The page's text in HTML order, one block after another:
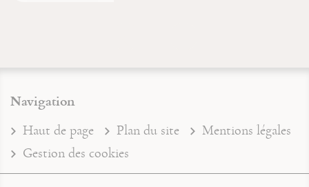
Navigation
Haut de page Plan du site
Mentions légales
Gestion des cookies